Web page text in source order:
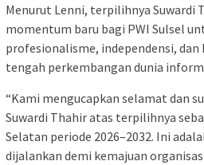
Menurut Lenni, terpilihnya Suwardi
momentum baru bagi PWI Sulsel
profesionalisme, independensi,
tengah perkembangan dunia
“Kami mengucapkan selamat dan
Suwardi Thahir atas terpilihnya
Selatan periode 2026–2032. Ini
dijalankan demi kemajuan